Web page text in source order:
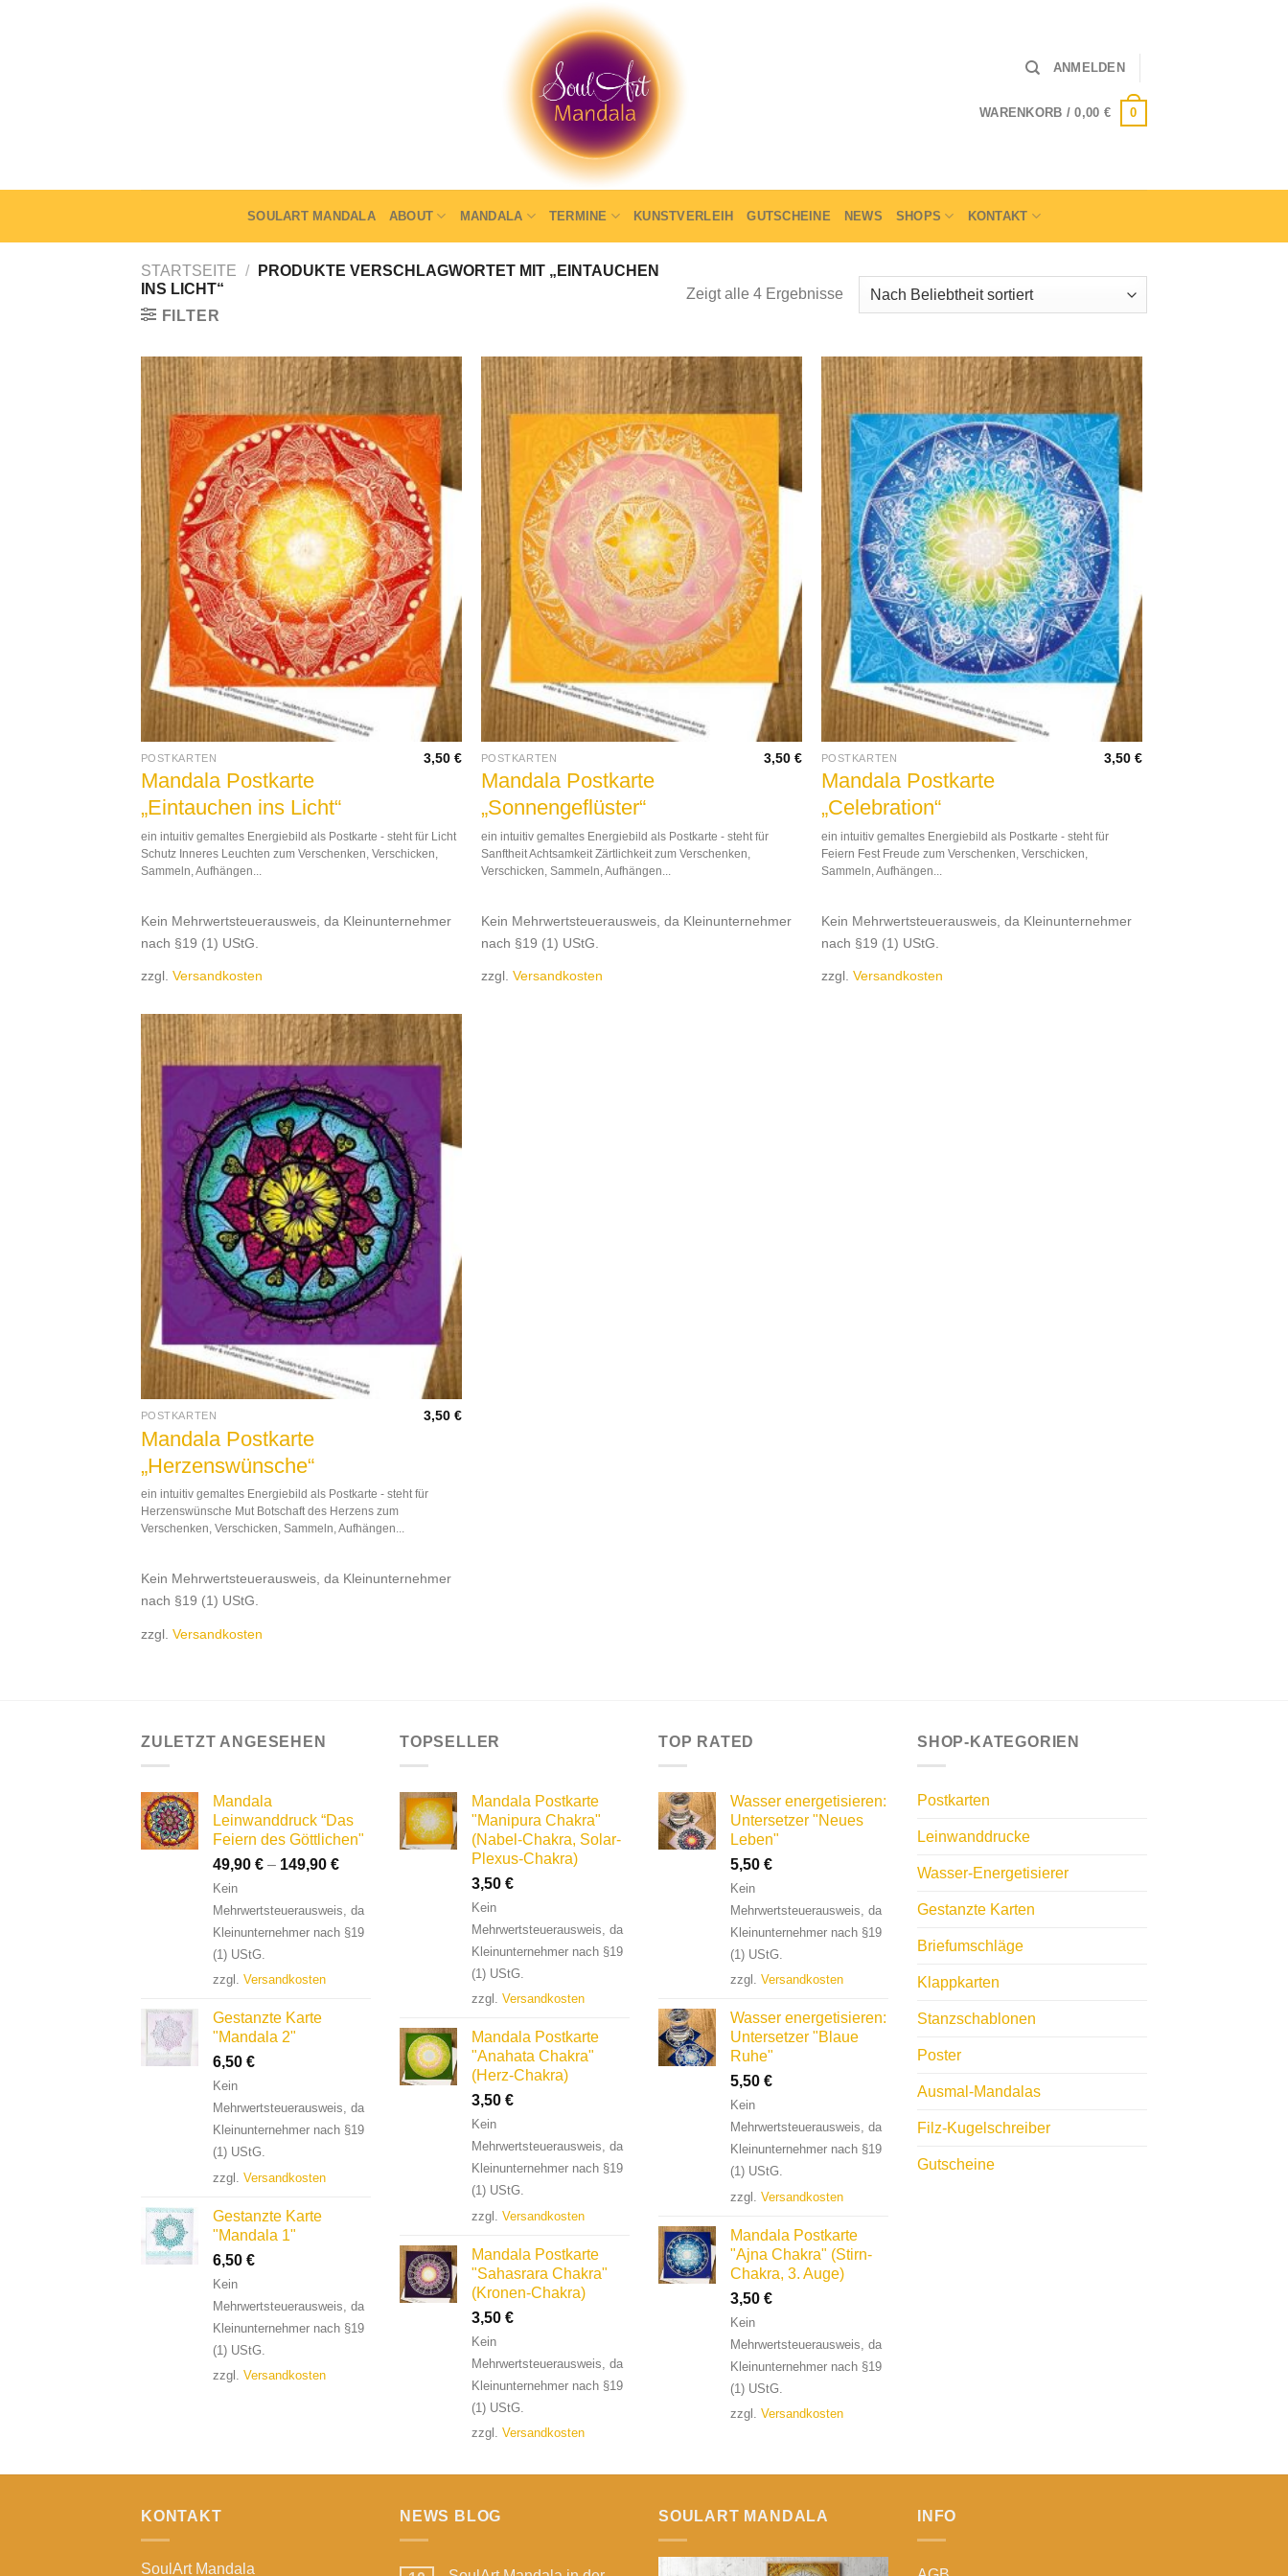
ANMELDEN
WARENKORB /0,00 € 0
SOULART MANDALA ABOUT MANDALA TERMINE KUNSTVERLEIH GUTSCHEINE NEWS SHOPS KONTAKT
STARTSEITE /
PRODUKTE VERSCHLAGWORTET MIT „EINTAUCHEN
INS LICHT“
FILTER
Zeigt alle 4 Ergebnisse
POSTKARTEN
Mandala Postkarte
„Eintauchen ins Licht“
3,50€
ein intuitiv gemaltes Energiebild als Postkarte - steht für Licht
Schutz Inneres Leuchten zum Verschenken, Verschicken,
Sammeln, Aufhängen...
Kein Mehrwertsteuerausweis, da Kleinunternehmer
nach §19 (1) UStG.
zzgl. Versandkosten
POSTKARTEN
Mandala Postkarte
„Sonnengeflüster“
3,50€
ein intuitiv gemaltes Energiebild als Postkarte - steht für
Sanftheit Achtsamkeit Zärtlichkeit zum Verschenken,
Verschicken, Sammeln, Aufhängen...
Kein Mehrwertsteuerausweis, da Kleinunternehmer
nach §19 (1) UStG.
zzgl. Versandkosten
POSTKARTEN
Mandala Postkarte
„Celebration“
3,50€
ein intuitiv gemaltes Energiebild als Postkarte - steht für
Feiern Fest Freude zum Verschenken, Verschicken,
Sammeln, Aufhängen...
Kein Mehrwertsteuerausweis, da Kleinunternehmer
nach §19 (1) UStG.
zzgl. Versandkosten
POSTKARTEN
Mandala Postkarte
„Herzenswünsche“
3,50€
ein intuitiv gemaltes Energiebild als Postkarte - steht für
Herzenswünsche Mut Botschaft des Herzens zum
Verschenken, Verschicken, Sammeln, Aufhängen...
Kein Mehrwertsteuerausweis, da Kleinunternehmer
nach §19 (1) UStG.
zzgl. Versandkosten
ZULETZT ANGESEHEN
Mandala
Leinwanddruck “Das
Feiern des Göttlichen"
49,90 € – 149,90 €
Kein
Mehrwertsteuerausweis, da
Kleinunternehmer nach §19
(1) UStG.
zzgl. Versandkosten
Gestanzte Karte
"Mandala 2"
6,50 €
Kein
Mehrwertsteuerausweis, da
Kleinunternehmer nach §19
(1) UStG.
zzgl. Versandkosten
Gestanzte Karte
"Mandala 1"
6,50 €
Kein
Mehrwertsteuerausweis, da
Kleinunternehmer nach §19
(1) UStG.
zzgl. Versandkosten
TOPSELLER
Mandala Postkarte
"Manipura Chakra"
(Nabel-Chakra, Solar-
Plexus-Chakra)
3,50 €
Kein
Mehrwertsteuerausweis, da
Kleinunternehmer nach §19
(1) UStG.
zzgl. Versandkosten
Mandala Postkarte
"Anahata Chakra"
(Herz-Chakra)
3,50 €
Kein
Mehrwertsteuerausweis, da
Kleinunternehmer nach §19
(1) UStG.
zzgl. Versandkosten
Mandala Postkarte
"Sahasrara Chakra"
(Kronen-Chakra)
3,50 €
Kein
Mehrwertsteuerausweis, da
Kleinunternehmer nach §19
(1) UStG.
zzgl. Versandkosten
TOP RATED
Wasser energetisieren:
Untersetzer "Neues
Leben"
5,50 €
Kein
Mehrwertsteuerausweis, da
Kleinunternehmer nach §19
(1) UStG.
zzgl. Versandkosten
Wasser energetisieren:
Untersetzer "Blaue
Ruhe"
5,50 €
Kein
Mehrwertsteuerausweis, da
Kleinunternehmer nach §19
(1) UStG.
zzgl. Versandkosten
Mandala Postkarte
"Ajna Chakra" (Stirn-
Chakra, 3. Auge)
3,50 €
Kein
Mehrwertsteuerausweis, da
Kleinunternehmer nach §19
(1) UStG.
zzgl. Versandkosten
SHOP-KATEGORIEN
Postkarten
Leinwanddrucke
Wasser-Energetisierer
Gestanzte Karten
Briefumschläge
Klappkarten
Stanzschablonen
Poster
Ausmal-Mandalas
Filz-Kugelschreiber
Gutscheine
KONTAKT
SoulArt Mandala
NEWS BLOG SOULART MANDALA INFO